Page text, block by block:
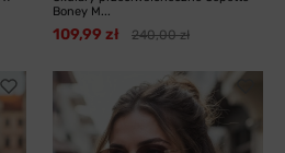
Boney M...
109,99 zł 240,00 zł